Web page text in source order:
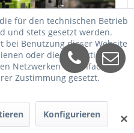
kaufen
Leistung, Ausstattung,
✕
für den technischen Betrieb
und stets gesetzt werden.
bei Benutzung dieser Website
oder die Interaktion mit
Netzwerken vereinfachen
Zustimmung gesetzt.
Konfigurieren